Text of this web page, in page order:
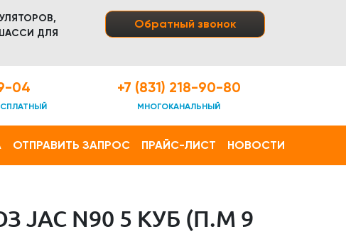
ДЛЯ
Обратный звонок
04 +7 (831) 218-90-80
МНОГОКАНАЛЬНЫЙ
ОТПРАВИТЬ ЗАПРОС ПРАЙС-ЛИСТ НОВОСТИ
N90 5 КУБ (П.М 9